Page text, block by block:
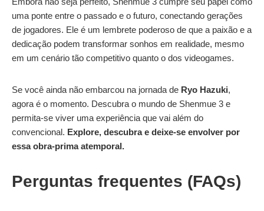
uma ponte entre o passado e o futuro, conectando gerações
de jogadores. Ele é um lembrete poderoso de que a paixão e a
dedicação podem transformar sonhos em realidade, mesmo
em um cenário tão competitivo quanto o dos videogames.
Se você ainda não embarcou na jornada de Ryo Hazuki,
agora é o momento. Descubra o mundo de Shenmue 3 e
permita-se viver uma experiência que vai além do
convencional. Explore, descubra e deixe-se envolver por
essa obra-prima atemporal.
Perguntas frequentes (FAQs)